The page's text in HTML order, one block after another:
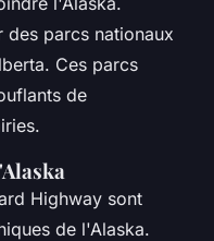
des parcs nationaux
Ces parcs
de
Highway sont
de l'Alaska.